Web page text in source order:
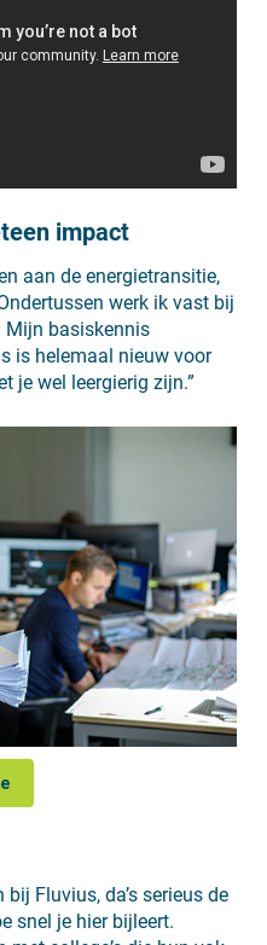
impact
aan de energietransitie,
werk ik vast bij
Mijn basiskennis
is helemaal nieuw voor
je wel leergierig zijn.”
Fluvius, da’s serieus de
snel je hier bijleert.